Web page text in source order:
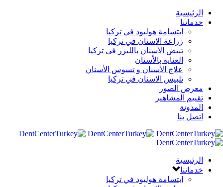
الرئيسية
خدماتنا
ابتسامة هوليود في تركيا
زراعة الاسنان في تركيا
تبيض الأسنان بالليزر فى تركيا
العناية بالأسنان
علاج الأسنان و تسوس الأسنان
تلبيس الاسنان في تركيا
معرض الصور
تقييم المشاهير
المدونة
اتصل بنا
الرئيسية
خدماتنا
ابتسامة هوليود في تركيا